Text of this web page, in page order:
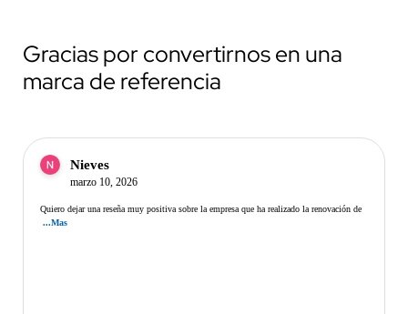
Gracias por convertirnos en una
marca de referencia
Nieves
marzo 10, 2026
Quiero dejar una reseña muy positiva sobre la empresa que ha realizado la renovación de
...Mas